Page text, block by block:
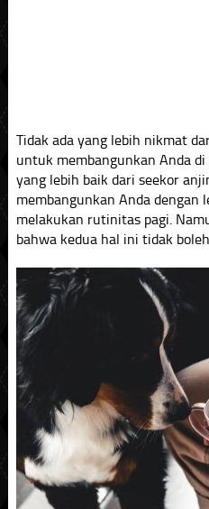
Tidak ada yang lebih nikmat
untuk membangunkan Anda
yang lebih baik dari seekor
membangunkan Anda dengan
melakukan rutinitas pagi.
bahwa kedua hal ini tidak